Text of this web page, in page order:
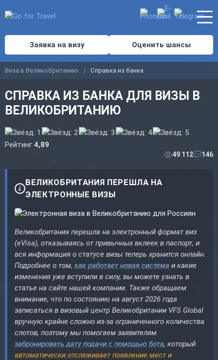
Заявка на визу Оценить шансы
Виза в Великобританию Справка из банка
СПРАВКА ИЗ БАНКА ДЛЯ ВИЗЫ В
ВЕЛИКОБРИТАНИЮ
Рейтинг 4,89
49 112 146
ВЕЛИКОБРИТАНИЯ ПЕРЕШЛА НА
ЭЛЕКТРОННЫЕ ВИЗЫ
Великобритания перешла на электронный формат виз
(eVisa), отказываясь от привычных вклеек в паспорт, и
вся информация о статусе визы теперь хранится онлайн.
Подробнее о том, как работает новая система и какие
изменения уже вступили в силу, вы можете узнать в
статье на сайте нашей компании. Также обращаем
внимание, что по состоянию на август 2026 года
записаться в визовый центр Великобритании VFS Global
вручную крайне сложно из-за ограниченного количества
слотов, поэтому мы помогаем заявителям
забронировать дату подачи с помощью бота, который
автоматически отслеживает появление мест и